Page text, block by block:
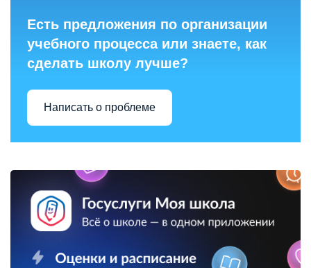
Есть предложения по организации
учебного процесса или знаете, как
сделать школу лучше?
Написать о проблеме